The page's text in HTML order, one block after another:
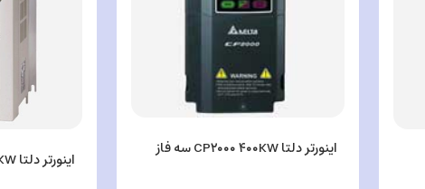
اینورتر دلتا CP۲۰۰۰ ۴۰۰KW سه فاز
اینورتر دلتا B ۷.۵KW سه فاز